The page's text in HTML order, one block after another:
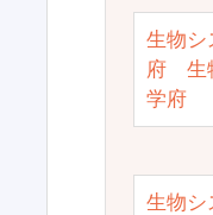
生物シ
府 生
学府
生物シ